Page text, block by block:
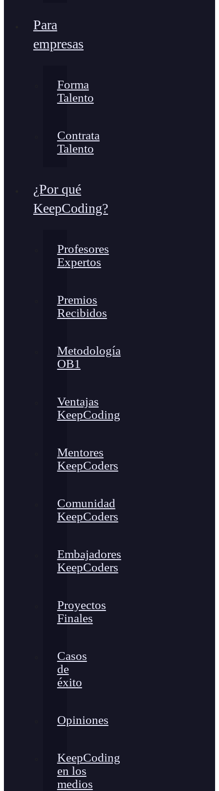
Para
empresas
Forma
Talento
Contrata
Talento
¿Por qué
KeepCoding?
Profesores
Expertos
Premios
Recibidos
Metodología
OB1
Ventajas
KeepCoding
Mentores
KeepCoders
Comunidad
KeepCoders
Embajadores
KeepCoders
Proyectos
Finales
Casos
de
éxito
Opiniones
KeepCoding
en los
medios